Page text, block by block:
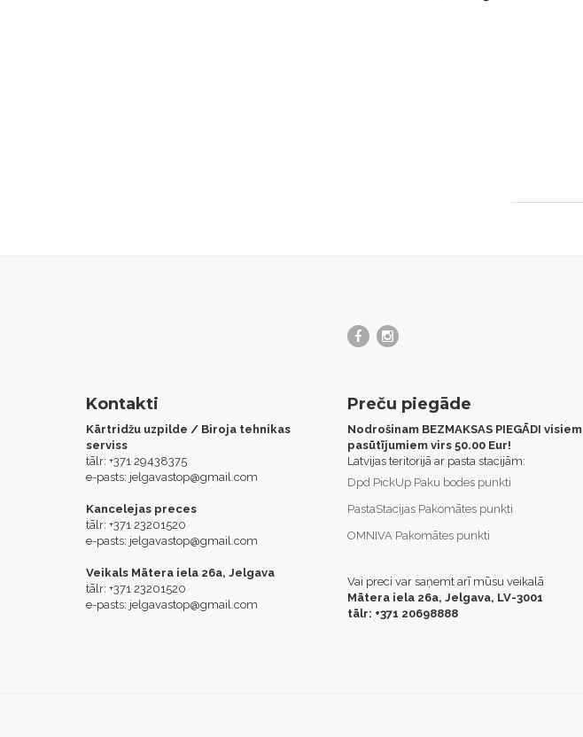
Kontakti
Kārtridžu uzpilde / Biroja tehnikas
serviss
tālr: +371 29438375
e-pasts: jelgavastop@gmail.com
Kancelejas preces
tālr: +371 23201520
e-pasts: jelgavastop@gmail.com
Veikals Mātera iela 26a, Jelgava
tālr: +371 23201520
e-pasts: jelgavastop@gmail.com
Preču piegāde
Nodrošinam BEZMAKSAS PIEGĀDI visiem
pasūtījumiem virs 50.00 Eur!
Latvijas teritorijā ar pasta stacijām:
Dpd PickUp Paku bodes punkti
PastaStacijas Pakomātes punkti
OMNIVA Pakomātes punkti
Vai preci var saņemt arī mūsu veikalā
Mātera iela 26a, Jelgava, LV-3001
tālr: +371 20698888